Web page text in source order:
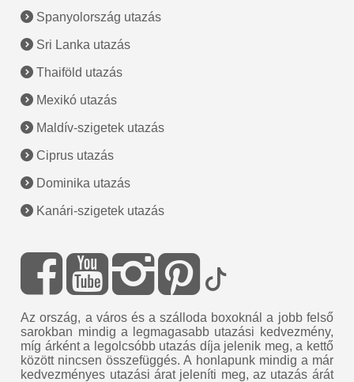
Spanyolország utazás
Sri Lanka utazás
Thaiföld utazás
Mexikó utazás
Maldív-szigetek utazás
Ciprus utazás
Dominika utazás
Kanári-szigetek utazás
Az ország, a város és a szálloda boxoknál a jobb felső
sarokban mindig a legmagasabb utazási kedvezmény,
míg árként a legolcsóbb utazás díja jelenik meg, a kettő
között nincsen összefüggés. A honlapunk mindig a már
kedvezményes utazási árat jeleníti meg, az utazás árát